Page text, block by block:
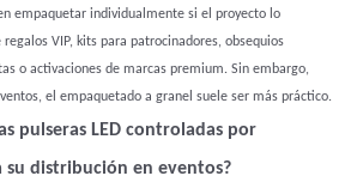
empaquetar individualmente si el proyecto lo
VIP, kits para patrocinadores, obsequios
o activaciones de marcas premium. Sin embargo,
el empaquetado a granel suele ser más práctico.
pulseras LED controladas por
distribución en eventos?